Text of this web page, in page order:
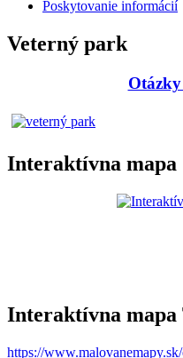
Poskytovanie informácií
Veterný park
Interaktívna mapa
Interaktívna mapa
https://